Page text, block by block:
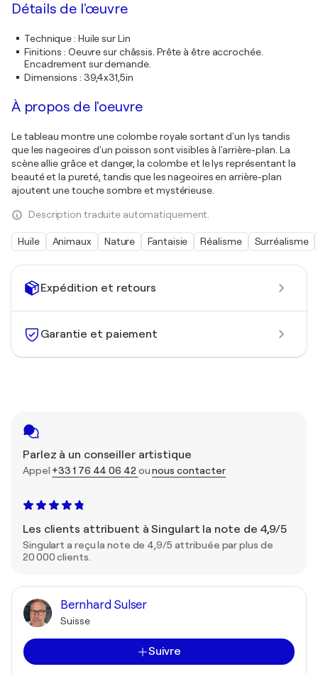
Expédition et retours
Garantie et paiement
Parlez à un conseiller artistique
Appel +33 1 76 44 06 42 ounous contacter
Les clients attribuent à Singulart la note de 4,9/5
Singulart a reçu la note de 4,9/5 attribuée par plus de
20 000 clients.
Bernhard Sulser
Suisse
Suivre
Détails de l'œuvre
Technique: Huile sur Lin
Finitions : Oeuvre sur châssis. Prête à être accrochée.
Encadrement sur demande.
Dimensions : 39,4x31,5in
À propos de l'oeuvre
Le tableau montre une colombe royale sortant d'un lys tandis
que les nageoires d'un poisson sont visibles à l'arrière-plan. La
scène allie grâce et danger, la colombe et le lys représentant la
beauté et la pureté, tandis que les nageoires en arrière-plan
ajoutent une touche sombre et mystérieuse.
Description traduite automatiquement.
Huile Animaux Nature Fantaisie Réalisme Surréalisme